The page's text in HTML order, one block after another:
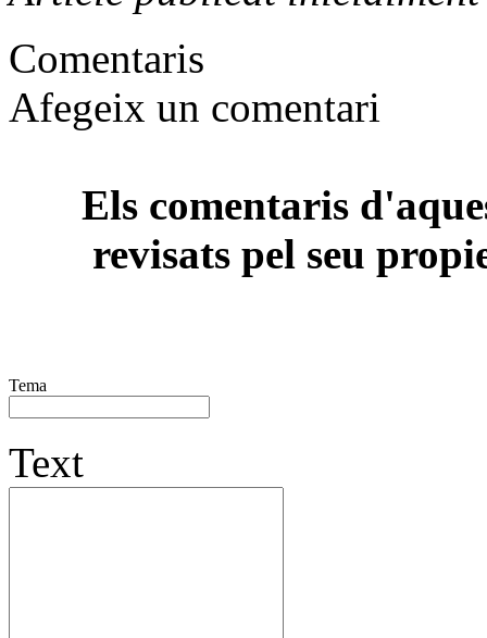
Comentaris
Afegeix un comentari
Els comentaris
revisats pel seu
Tema
Text